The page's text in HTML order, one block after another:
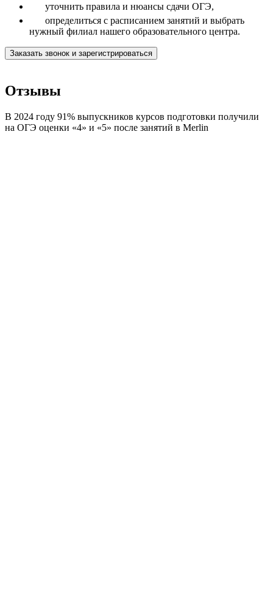
уточнить правила и нюансы сдачи ОГЭ,
определиться с расписанием занятий и выбрать
нужный филиал нашего образовательного центра.
Заказать звонок и зарегистрироваться
Отзывы
В 2024 году 91% выпускников курсов подготовки получили
на ОГЭ оценки «4» и «5» после занятий в Merlin